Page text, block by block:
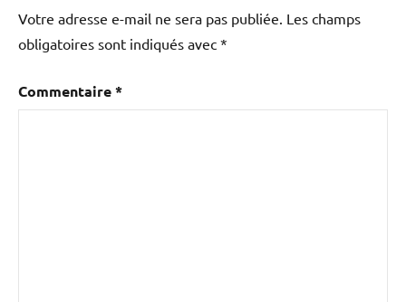
Votre adresse e-mail ne sera pas publiée. Les champs
obligatoires sont indiqués avec *
Commentaire*